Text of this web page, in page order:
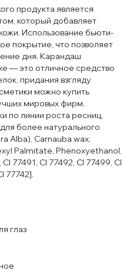
продукта является
который добавляет
Использование бьюти-
покрытие, что позволяет
дня. Карандаш
— это отличное средство
придания взгляду
можно купить
мировых фирм.
по линии роста ресниц,
более натурального
Alba), Carnauba wax,
Palmitate, Phenoxyethanol,
77491, CI 77492, CI 77499, CI
77742].
глаз